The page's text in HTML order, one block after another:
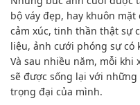
bộ váy đẹp, hay khuôn
cảm xúc, tinh thần thật sự
liệu, ảnh cưới phóng sự có
Và sau nhiều năm, mỗi khi
sẽ được sống lại với
trọng đại của mình.